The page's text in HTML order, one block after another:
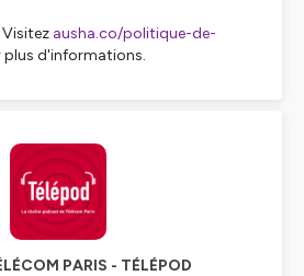
Visitez ausha.co/politique-de-
plus d'informations.
PARIS - TÉLÉPOD